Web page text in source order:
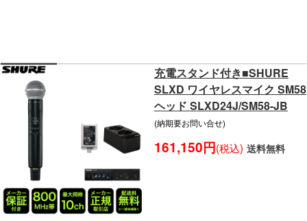
充電スタンド付き■SHURE
SLXD ワイヤレスマイク SM58
ヘッド SLXD24J/SM58-JB
(納期要お問い合せ)
161,150円(税込) 送料無料